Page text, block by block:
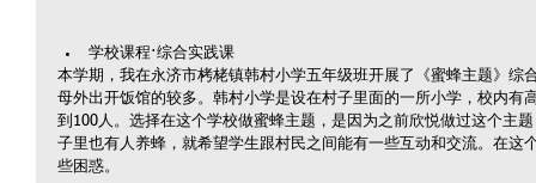
学校课程·综合实践课
本学期，我在永济市栲栳镇韩村小学五年级班开展了《蜜蜂主题》综
母外出开饭馆的较多。韩村小学是设在村子里面的一所小学，校内有
到100人。选择在这个学校做蜜蜂主题，是因为之前欣悦做过这个主
子里也有人养蜂，就希望学生跟村民之间能有一些互动和交流。在这
些困惑。